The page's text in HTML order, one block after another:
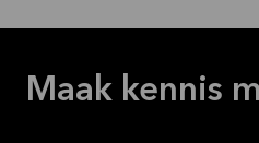
Maak kennis